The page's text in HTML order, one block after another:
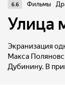
6.6 Фильмы
Улица
Экранизация
Макса
Дубинину. В